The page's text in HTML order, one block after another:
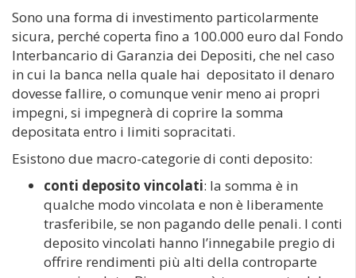
Sono una forma di investimento particolarmente
sicura, perché coperta fino a 100.000 euro dal Fondo
Interbancario di Garanzia dei Depositi, che nel caso
in cui la banca nella quale hai depositato il denaro
dovesse fallire, o comunque venir meno ai propri
impegni, si impegnerà di coprire la somma
depositata entro i limiti sopracitati.
Esistono due macro-categorie di conti deposito:
conti deposito vincolati: la somma è in
qualche modo vincolata e non è liberamente
trasferibile, se non pagando delle penali. I conti
deposito vincolati hanno l’innegabile pregio di
offrire rendimenti più alti della controparte